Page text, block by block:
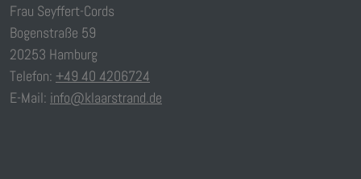
Frau Seyffert-Cords
Bogenstraße 59
20253 Hamburg
Telefon: +49 40 4206724
E-Mail: info@klaarstrand.de